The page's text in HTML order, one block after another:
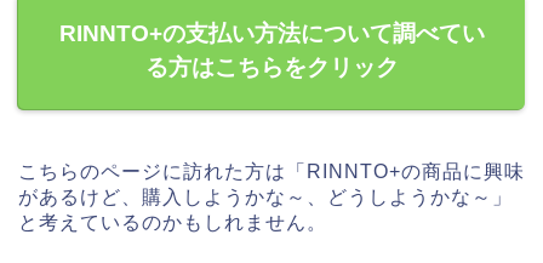
RINNTO+の支払い方法について調べてい
る方はこちらをクリック
こちらのページに訪れた方は「RINNTO+の商品に興味
があるけど、購入しようかな～、どうしようかな～」
と考えているのかもしれません。